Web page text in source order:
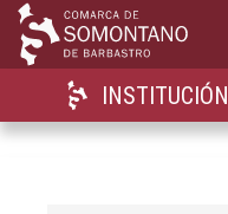
INSTITUCIÓN